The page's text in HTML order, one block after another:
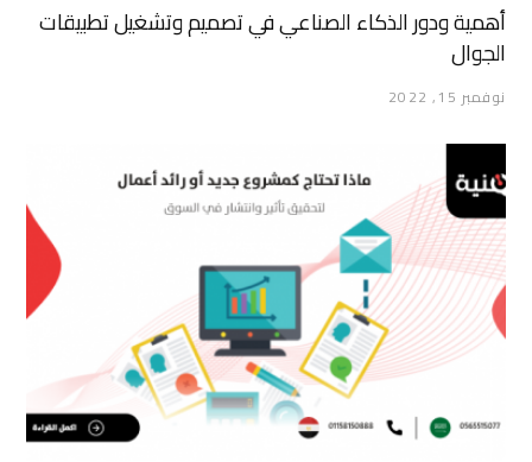
أهمية ودور الذكاء الصناعي في تصميم وتشغيل تطبيقات
الجوال
نوفمبر 15, 2022